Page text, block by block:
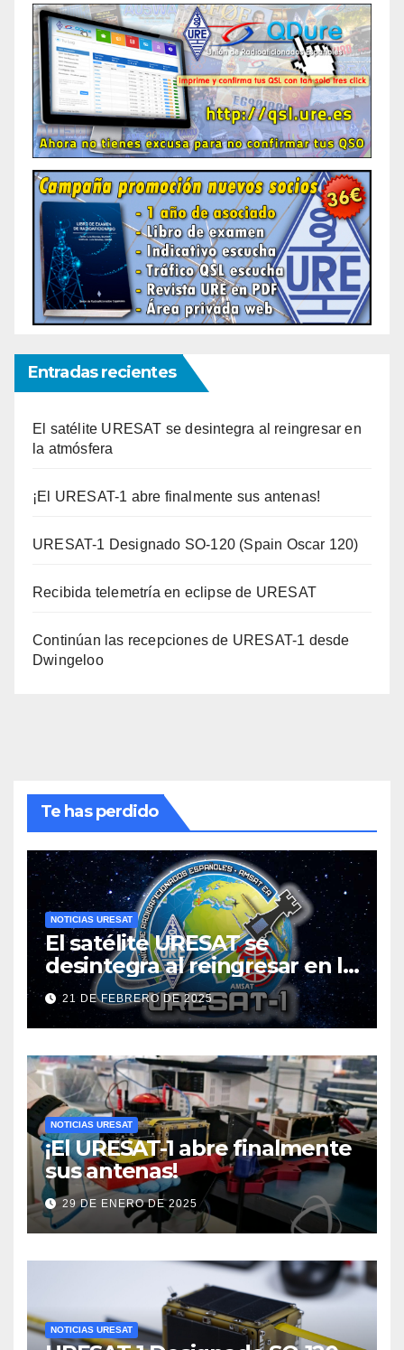
Entradas recientes
El satélite URESAT se desintegra al reingresar en
la atmósfera
¡El URESAT-1 abre finalmente sus antenas!
URESAT-1 Designado SO-120 (Spain Oscar 120)
Recibida telemetría en eclipse de URESAT
Continúan las recepciones de URESAT-1 desde
Dwingeloo
Te has perdido
NOTICIAS URESAT
El satélite URESAT se
desintegra al reingresar en la
atmósfera
21 DE FEBRERO DE 2025
NOTICIAS URESAT
¡El URESAT-1 abre finalmente
sus antenas!
29 DE ENERO DE 2025
NOTICIAS URESAT